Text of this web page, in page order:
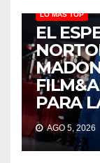
LO MÁS TOP
EL
PARA
AGO 5, 2026